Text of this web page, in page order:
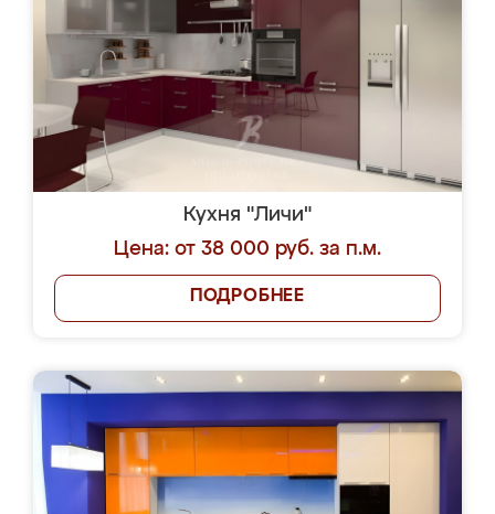
Кухня "Личи"
Цена: от 38 000 руб. за п.м.
ПОДРОБНЕЕ